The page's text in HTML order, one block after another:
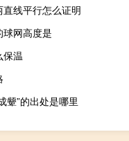
直线平行怎么证明
网高度是
保温
颦”的出处是哪里